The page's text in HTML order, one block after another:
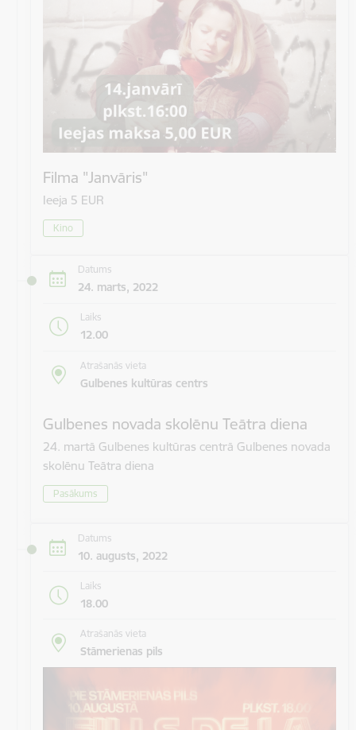
Filma "Janvāris"
Ieeja 5 EUR
Kino
Datums
24. marts, 2022
Laiks
12.00
Atrašanās vieta
Gulbenes kultūras centrs
Gulbenes novada skolēnu Teātra diena
24. martā Gulbenes kultūras centrā Gulbenes novada
skolēnu Teātra diena
Pasākums
Datums
10. augusts, 2022
Laiks
18.00
Atrašanās vieta
Stāmerienas pils